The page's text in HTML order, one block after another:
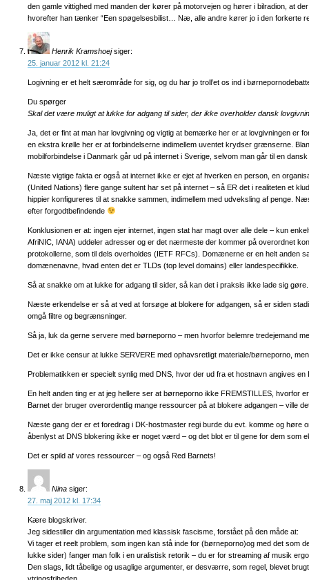
den gamle vittighed med manden der kører på motorvejen og hører i bilradion, at
hvorefter han tænker “Een spøgelsesbilist… Næ, alle andre kører jo i den forkerte
Henrik Kramshoej siger:
25. januar 2012 kl. 21:24
Logivning er et helt særområde for sig, og du har jo troll’et os ind i
Du spørger
Skal det være muligt at lukke for adgang til sider, der ikke overholder dansk
Ja, det er fint at man har lovgivning og vigtig at bemærke her er at lovgivningen er
en ekstra krølle her er at forbindelserne indimellem uventet krydser grænserne.
mobilforbindelse i Danmark går ud på internet i Sverige, selvom man går til en
Næste vigtige fakta er også at internet ikke er ejet af hverken en person, en
(United Nations) flere gange sultent har set på internet – så ER det i realiteten et
hippier konfigureres til at snakke sammen, indimellem med udveksling af penge.
efter forgodtbefindende
Konklusionen er at: ingen ejer internet, ingen stat har magt over alle dele – kun
AfriNIC, IANA) uddeler adresser og er det nærmeste der kommer på overordnet
protokollerne, som til dels overholdes (IETF RFCs). Domænerne er en helt anden
domænenavne, hvad enten det er TLDs (top level domains) eller landespecifikke.
Så at snakke om at lukke for adgang til sider, så kan det i praksis ikke lade sig gøre.
Næste erkendelse er så at ved at forsøge at blokere for adgangen, så er siden
omgå filtre og begrænsninger.
Så ja, luk da gerne servere med børneporno – men hvorfor belemre tredejemand
Det er ikke censur at lukke SERVERE med ophavsretligt materiale/børneporno,
Problematikken er specielt synlig med DNS, hvor der ud fra et hostnavn angives
En helt anden ting er at jeg hellere ser at børneporno ikke FREMSTILLES, hvorfor
Barnet der bruger overordentlig mange ressourcer på at blokere adgangen – ville
Næste gang der er et foredrag i DK-hostmaster regi burde du evt. komme og høre
åbenlyst at DNS blokering ikke er noget værd – og det blot er til gene for dem som
Det er spild af vores ressourcer – og også Red Barnets!
Nina siger:
27. maj 2012 kl. 17:34
Kære blogskriver.
Jeg sidestiller din argumentation med klassisk fascisme, forstået på den måde at:
Vi tager et reelt problem, som ingen kan stå inde for (børneporno)og med det som
lukke sider) fanger man folk i en uralistisk retorik – du er for streaming af musik
Den slags, lidt tåbelige og usaglige argumenter, er desværre, som regel, blevet